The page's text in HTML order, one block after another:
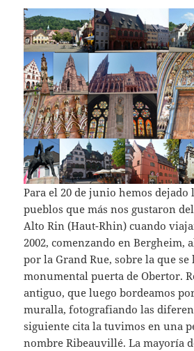
Para el 20 de junio hemos dejado
pueblos que más nos gustaron
Alto Rin (Haut-Rhin) cuando
2002, comenzando en Bergheim,
por la Grand Rue, sobre la que se
monumental puerta de Obertor.
antiguo, que luego bordeamos
muralla, fotografiando las
siguiente cita la tuvimos en una
nombre Ribeauvillé. La mayoría